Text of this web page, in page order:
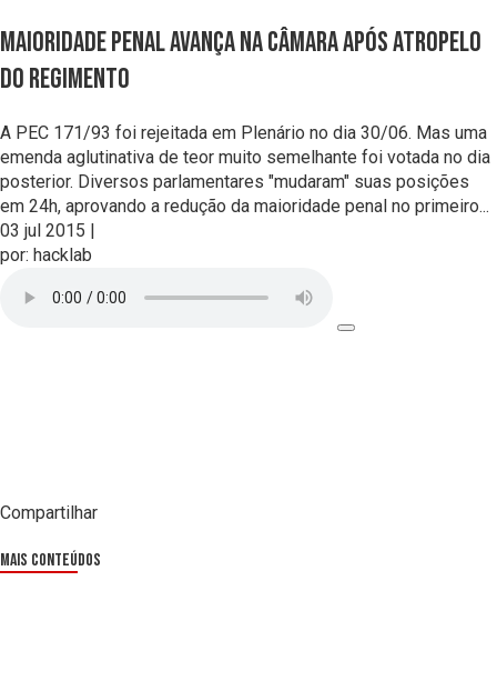
Maioridade penal avança na Câmara após atropelo
do regimento
A PEC 171/93 foi rejeitada em Plenário no dia 30/06. Mas uma
emenda aglutinativa de teor muito semelhante foi votada no dia
posterior. Diversos parlamentares "mudaram" suas posições
em 24h, aprovando a redução da maioridade penal no primeiro...
03 jul 2015 |
por: hacklab
Compartilhar
Mais Conteúdos